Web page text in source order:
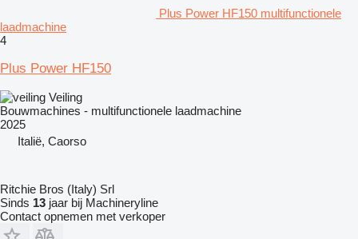
Plus Power HF150 multifunctionele
laadmachine
4
Plus Power HF150
Veiling
Bouwmachines - multifunctionele laadmachine
2025
Italië, Caorso
Ritchie Bros (Italy) Srl
Sinds 13 jaar bij Machineryline
Contact opnemen met verkoper